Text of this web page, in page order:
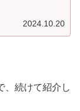
2024.10.20
、続けて紹介し